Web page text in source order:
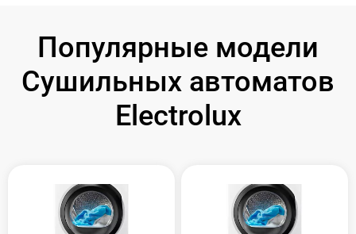
Популярные модели
Сушильных автоматов
Electrolux